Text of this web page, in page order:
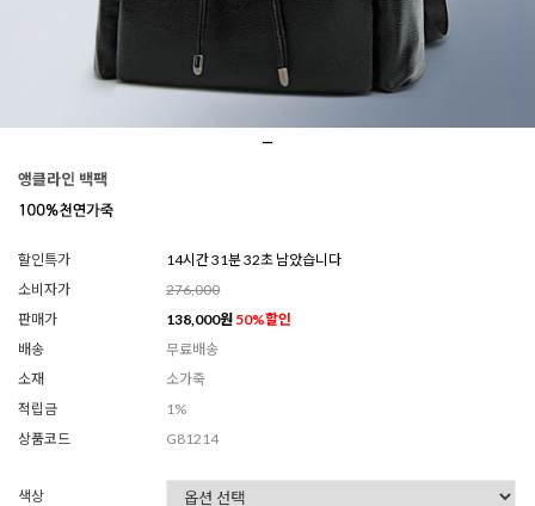
앵클라인 백팩
할인특가
14시간 31분 30초 남았습니다
소비자가
276,000
판매가
138,000원 50%할인
배송
무료배송
소재
소가죽
적립금
1%
상품코드
G81214
색상